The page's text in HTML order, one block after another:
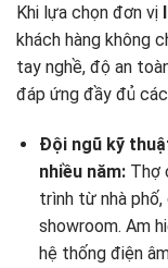
Khi lựa chọn đơn vị
khách hàng không
tay nghề, độ an
đáp ứng đầy đủ
Đội ngũ kỹ
nhiều năm:Thợ
trình từ nhà
showroom. Am
hệ thống điện